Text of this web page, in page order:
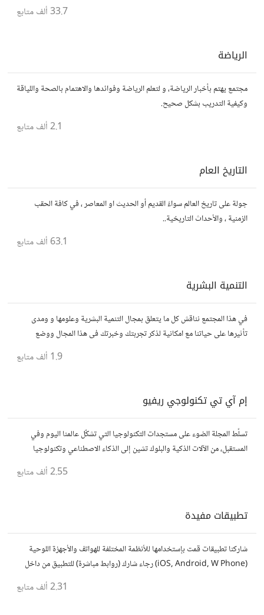
33.7 ألف متابع
الرياضة
مجتمع يهتم بأخبار الرياضة، و لتعلم الرياضة وفوائدها والاهتمام بالصحة واللياقة
وكيفية التدريب بشكل صحيح.
2.1 ألف متابع
التاريخ العام
جولة على تاريخ العالم سواءً القديم أو الحديث او المعاصر ، في كافة الحقب
الزمنية ، والأحداث التاريخية..
63.1 ألف متابع
التنمية البشرية
في هذا المجتمع نناقش كل ما يتعلق بمجال التنمية البشرية وعلومها و ومدى
تأثيرها على حياتنا مع امكانية لذكر تجربتك وخبرتك فى هذا المجال ووضع
مقالات وروابط وفيديوهات مفيدة تعمل على التحفيز والنجاح والتقدم
1.9 ألف متابع
إم آي تي تكنولوجي ريفيو
تسلّط المجلة الضوء على مستجدات التكنولوجيا التي تشكّل عالمنا اليوم وفي
المستقبل، من الآلات الذكية والبلوك تشين إلى الذكاء الاصطناعي وتكنولوجيا
2.55 ألف متابع
تطبيقات مفيدة
شاركنا تطبيقات قمت بإستخدامها للأنظمة المختلفة للهواتف والأجهزة اللوحية
(iOS, Android, W Phone) رجاء شارك (روابط مباشرة) للتطبيق من داخل
المتجر..إلا في حالة وجود عدة تطبيقات أو شرح مطول شاركها كموضوع
2.31 ألف متابع